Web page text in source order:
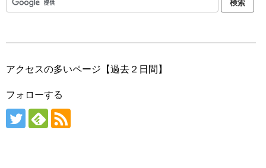
アクセスの多いページ【過去２日間】
フォローする